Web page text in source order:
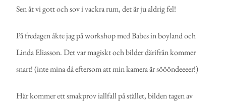
Sen åt vi gott och sov i vackra rum, det är ju aldrig fel!
På fredagen åkte jag på workshop med Babes in boyland och
Linda Eliasson. Det var magiskt och bilder därifrån kommer
snart! (inte mina då eftersom att min kamera är söööndeeeer!)
Här kommer ett smakprov iallfall på stället, bilden tagen av